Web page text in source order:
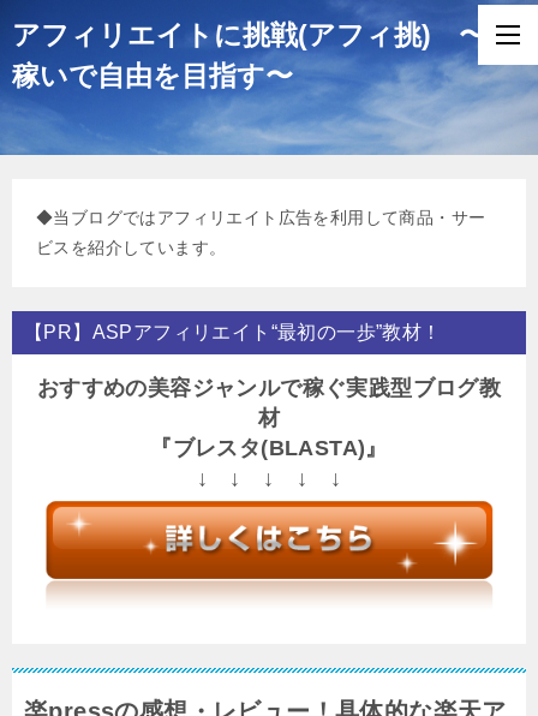
アフィリエイトに挑戦(アフィ挑) 〜
稼いで自由を目指す〜
◆当ブログではアフィリエイト広告を利用して商品・サー
ビスを紹介しています。
【PR】ASPアフィリエイト“最初の一歩”教材！
おすすめの美容ジャンルで稼ぐ実践型ブログ教
材
『ブレスタ(BLASTA)』
↓ ↓ ↓ ↓ ↓